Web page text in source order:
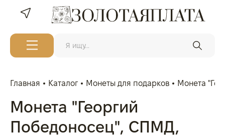
Главная Каталог Монеты для подарков Монета
Монета "Георгий
Победоносец", СПМД,